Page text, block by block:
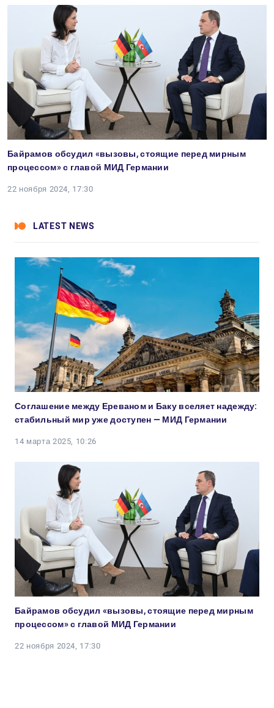
Байрамов обсудил «вызовы, стоящие перед мирным
процессом» с главой МИД Германии
22 ноября 2024, 17:30
LATEST NEWS
Соглашение между Ереваном и Баку вселяет надежду:
стабильный мир уже доступен — МИД Германии
14 марта 2025, 10:26
Байрамов обсудил «вызовы, стоящие перед мирным
процессом» с главой МИД Германии
22 ноября 2024, 17:30